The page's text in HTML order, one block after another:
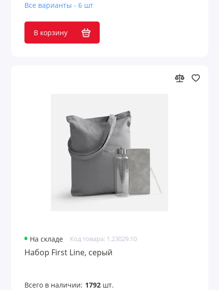
Все варианты - 6 шт
В корзину
На складе Код товара: 1.23029.10
Набор First Line, серый
Всего в наличии: 1792шт.